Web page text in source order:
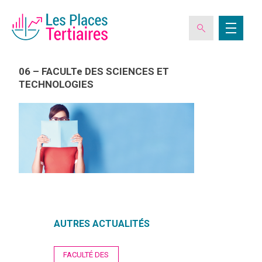
ESPACE ADHÉRENT
LES CLUBS DES PLACES TERTIAIRES
EVÉNEMENTS
06 – FACULTe DES SCIENCES ET
TECHNOLOGIES
AUTRES ACTUALITÉS
Navigation
FACULTÉ DES